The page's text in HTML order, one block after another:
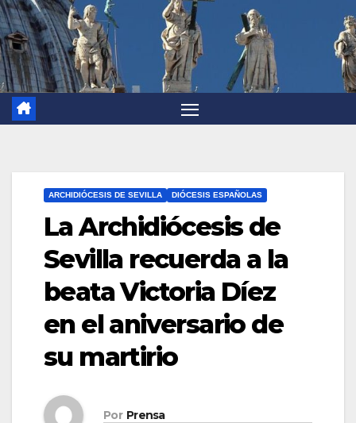
ARCHIDIÓCESIS DE SEVILLA DIÓCESIS ESPAÑOLAS
La Archidiócesis de
Sevilla recuerda a la
beata Victoria Díez
en el aniversario de
su martirio
Por Prensa